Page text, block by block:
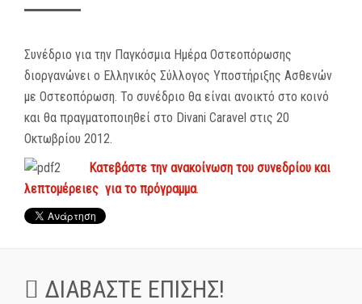
Συνέδριο για την Παγκόσμια Ημέρα Οστεοπόρωσης
διοργανώνει ο Ελληνικός Σύλλογος Υποστήριξης Ασθενών
με Οστεοπόρωση. Το συνέδριο θα είναι ανοικτό στο κοινό
και θα πραγματοποιηθεί στο Divani Caravel στις 20
Οκτωβρίου 2012.
Κατεβάστε την ανακοίνωση του συνεδρίου και
λεπτομέρειες για το πρόγραμμα.
ΔΙΑΒΆΣΤΕ ΕΠΊΣΗΣ!